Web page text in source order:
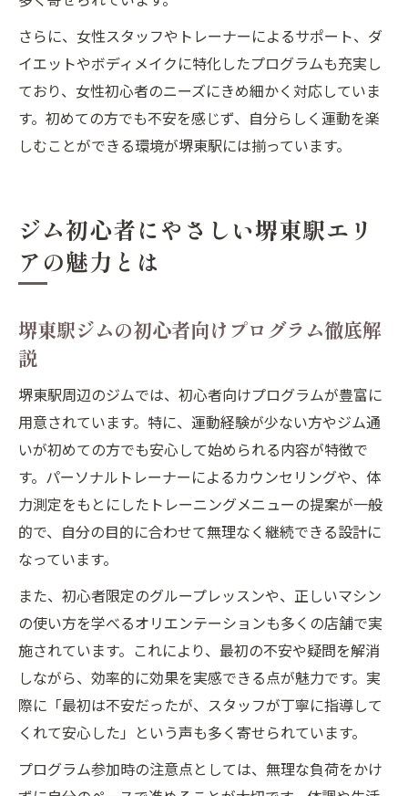
さらに、女性スタッフやトレーナーによるサポート、ダ
イエットやボディメイクに特化したプログラムも充実し
ており、女性初心者のニーズにきめ細かく対応していま
す。初めての方でも不安を感じず、自分らしく運動を楽
しむことができる環境が堺東駅には揃っています。
ジム初心者にやさしい堺東駅エリ
アの魅力とは
堺東駅ジムの初心者向けプログラム徹底解
説
堺東駅周辺のジムでは、初心者向けプログラムが豊富に
用意されています。特に、運動経験が少ない方やジム通
いが初めての方でも安心して始められる内容が特徴で
す。パーソナルトレーナーによるカウンセリングや、体
力測定をもとにしたトレーニングメニューの提案が一般
的で、自分の目的に合わせて無理なく継続できる設計に
なっています。
また、初心者限定のグループレッスンや、正しいマシン
の使い方を学べるオリエンテーションも多くの店舗で実
施されています。これにより、最初の不安や疑問を解消
しながら、効率的に効果を実感できる点が魅力です。実
際に「最初は不安だったが、スタッフが丁寧に指導して
くれて安心した」という声も多く寄せられています。
プログラム参加時の注意点としては、無理な負荷をかけ